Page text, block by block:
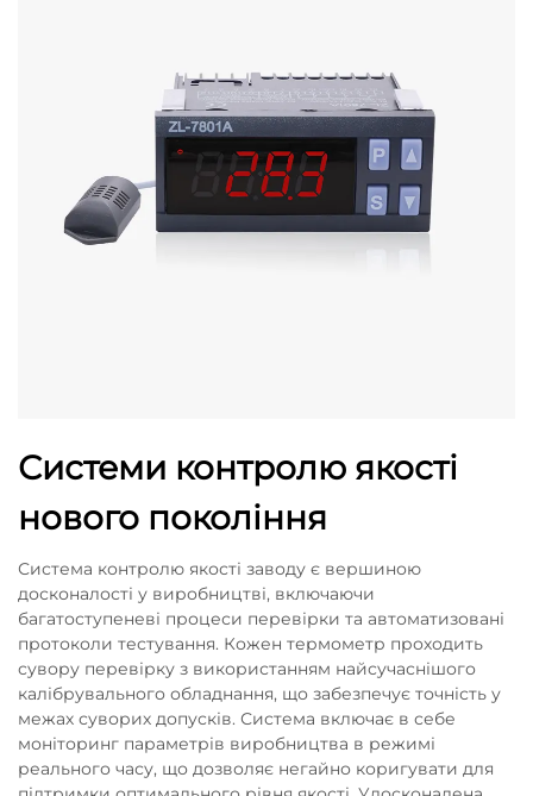
Системи контролю якості
нового покоління
Система контролю якості заводу є вершиною
досконалості у виробництві, включаючи
багатоступеневі процеси перевірки та автоматизовані
протоколи тестування. Кожен термометр проходить
сувору перевірку з використанням найсучаснішого
калібрувального обладнання, що забезпечує точність у
межах суворих допусків. Система включає в себе
моніторинг параметрів виробництва в режимі
реального часу, що дозволяє негайно коригувати для